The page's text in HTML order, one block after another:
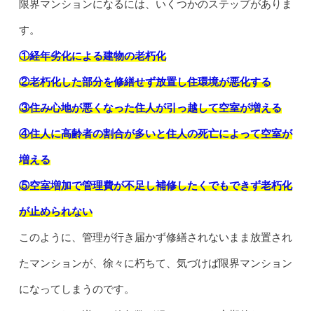
限界マンションになるには、いくつかのステップがありま
す。
①経年劣化による建物の老朽化
②老朽化した部分を修繕せず放置し住環境が悪化する
③住み心地が悪くなった住人が引っ越して空室が増える
④住人に高齢者の割合が多いと住人の死亡によって空室が
増える
⑤空室増加で管理費が不足し補修したくでもできず老朽化
が止められない
このように、管理が行き届かず修繕されないまま放置され
たマンションが、徐々に朽ちて、気づけば限界マンション
になってしまうのです。